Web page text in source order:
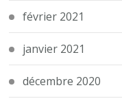
février 2021
janvier 2021
décembre 2020